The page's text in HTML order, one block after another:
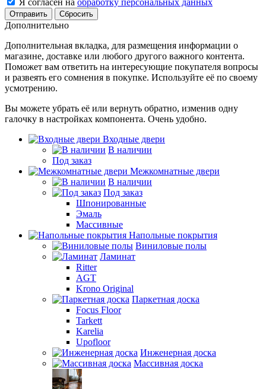
Сбросить
Дополнительно
Дополнительная вкладка, для размещения информации о
магазине, доставке или любого другого важного контента.
Поможет вам ответить на интересующие покупателя вопросы
и развеять его сомнения в покупке. Используйте её по своему
усмотрению.
Вы можете убрать её или вернуть обратно, изменив одну
галочку в настройках компонента. Очень удобно.
Входные двери
В наличии
Под заказ
Межкомнатные двери
В наличии
Под заказ
Шпонированные
Эмаль
Массивные
Напольные покрытия
Виниловые полы
Ламинат
Ritter
AGT
Krono Original
Паркетная доска
Focus Floor
Tarkett
Karelia
Upofloor
Инженерная доска
Массивная доска